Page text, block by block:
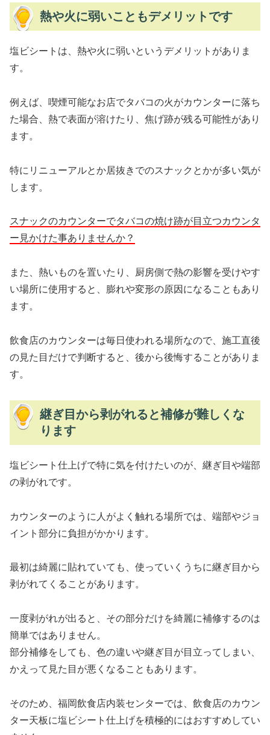
熱や火に弱いこともデメリットです
塩ビシートは、熱や火に弱いというデメリットがありま
す。
例えば、喫煙可能なお店でタバコの火がカウンターに落ち
た場合、熱で表面が溶けたり、焦げ跡が残る可能性があり
ます。
特にリニューアルとか居抜きでのスナックとかが多い気が
します。
スナックのカウンターでタバコの焼け跡が目立つカウンタ
ー見かけた事ありませんか？
また、熱いものを置いたり、厨房側で熱の影響を受けやす
い場所に使用すると、膨れや変形の原因になることもあり
ます。
飲食店のカウンターは毎日使われる場所なので、施工直後
の見た目だけで判断すると、後から後悔することがありま
す。
継ぎ目から剥がれると補修が難しくな
ります
塩ビシート仕上げで特に気を付けたいのが、継ぎ目や端部
の剥がれです。
カウンターのように人がよく触れる場所では、端部やジョ
イント部分に負担がかかります。
最初は綺麗に貼れていても、使っていくうちに継ぎ目から
剥がれてくることがあります。
一度剥がれが出ると、その部分だけを綺麗に補修するのは
簡単ではありません。
部分補修をしても、色の違いや継ぎ目が目立ってしまい、
かえって見た目が悪くなることもあります。
そのため、福岡飲食店内装センターでは、飲食店のカウン
ター天板に塩ビシート仕上げを積極的にはおすすめしてい